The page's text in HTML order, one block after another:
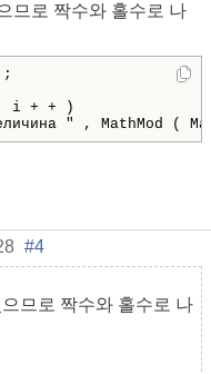
므로 짝수와 홀수로 나
;
i + +
)
" , MathMod (
#4
므로 짝수와 홀수로 나